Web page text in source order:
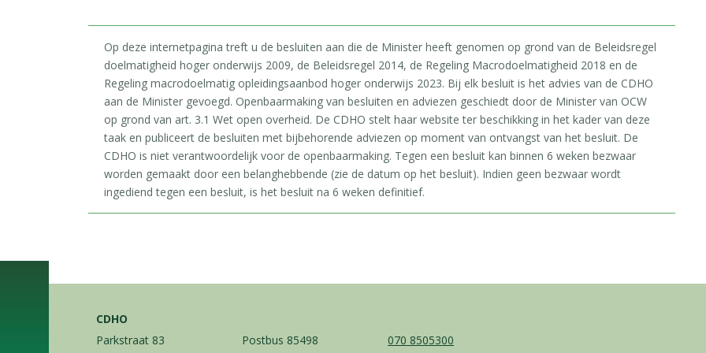
Op deze internetpagina treft u de besluiten aan die de Minister heeft genomen op grond van de Beleidsregel
doelmatigheid hoger onderwijs 2009, de Beleidsregel 2014, de Regeling Macrodoelmatigheid 2018 en de
Regeling macrodoelmatig opleidingsaanbod hoger onderwijs 2023. Bij elk besluit is het advies van de CDHO
aan de Minister gevoegd. Openbaarmaking van besluiten en adviezen geschiedt door de Minister van OCW
op grond van art. 3.1 Wet open overheid. De CDHO stelt haar website ter beschikking in het kader van deze
taak en publiceert de besluiten met bijbehorende adviezen op moment van ontvangst van het besluit. De
CDHO is niet verantwoordelijk voor de openbaarmaking. Tegen een besluit kan binnen 6 weken bezwaar
worden gemaakt door een belanghebbende (zie de datum op het besluit). Indien geen bezwaar wordt
ingediend tegen een besluit, is het besluit na 6 weken definitief.
CDHO
Parkstraat 83
Postbus 85498 070 8505300